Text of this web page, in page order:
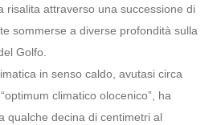
risalita attraverso una successione di
sommerse a diverse profondità sulla
Golfo.
in senso caldo, avutasi circa
climatico olocenico”, ha
qualche decina di centimetri al